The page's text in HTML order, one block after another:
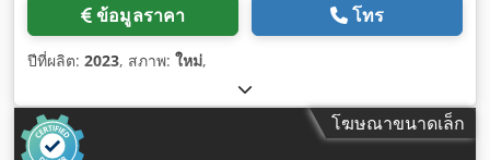
ข้อมูลราคา โทร
ปีที่ผลิต: 2023, สภาพ: ใหม่,
โฆษณาขนาดเล็ก